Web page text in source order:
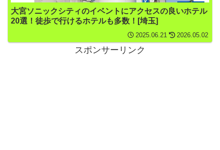
大宮ソニックシティのイベントにアクセスの良いホテル
20選！徒歩で行けるホテルも多数！[埼玉]
2025.06.21 2026.05.02
スポンサーリンク